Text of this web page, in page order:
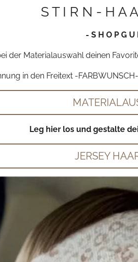
S T I R N - H A
- S H O P G U
der Materialauswahl deinen
in den Freitext -
Leg hier los und gestalte
JERSEY